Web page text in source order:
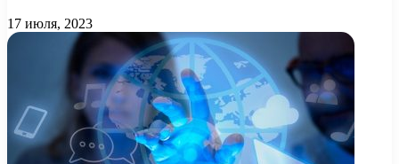
17 июля, 2023